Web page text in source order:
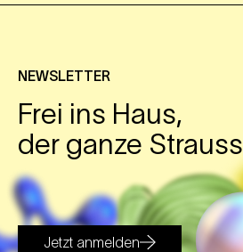
NEWSLETTER
Frei ins Haus,
der ganze Strauss
Jetzt anmelden